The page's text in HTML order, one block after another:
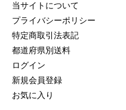
当サイトについて
プライバシーポリシー
特定商取引法表記
都道府県別送料
ログイン
新規会員登録
お気に入り